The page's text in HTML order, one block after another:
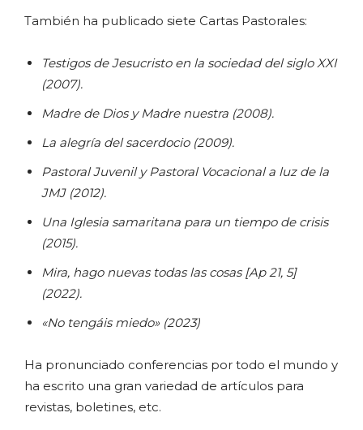
También ha publicado siete Cartas Pastorales:
Testigos de Jesucristo en la sociedad del siglo XXI
(2007).
Madre de Dios y Madre nuestra (2008).
La alegría del sacerdocio (2009).
Pastoral Juvenil y Pastoral Vocacional a luz de la
JMJ (2012).
Una Iglesia samaritana para un tiempo de crisis
(2015).
Mira, hago nuevas todas las cosas [Ap 21, 5]
(2022).
«No tengáis miedo» (2023)
Ha pronunciado conferencias por todo el mundo y
ha escrito una gran variedad de artículos para
revistas, boletines, etc.